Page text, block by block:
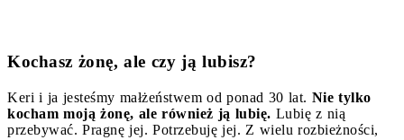
Kochasz żonę, ale czy ją lubisz?
Keri i ja jesteśmy małżeństwem od ponad 30 lat. Nie tylko
kocham moją żonę, ale również ją lubię. Lubię z nią
przebywać. Pragnę jej. Potrzebuję jej. Z wielu rozbieżności,